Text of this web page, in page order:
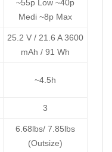
~55p Low ~40p
Medi ~8p Max
25.2 V / 21.6 A 3600
mAh / 91 Wh
~4.5h
3
6.68lbs/ 7.85lbs
(Outsize)